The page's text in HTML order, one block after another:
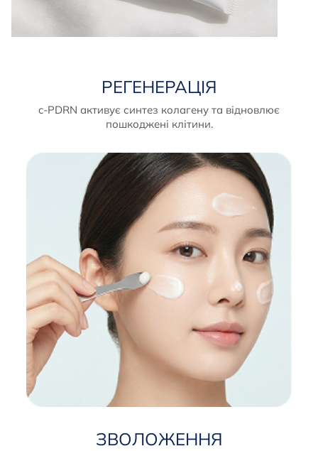
РЕГЕНЕРАЦІЯ
c-PDRN активує синтез колагену та відновлює
пошкоджені клітини.
ЗВОЛОЖЕННЯ